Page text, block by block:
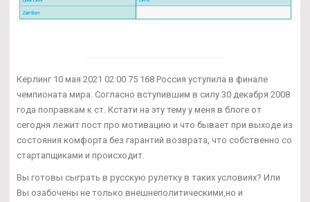
Керлинг 10 мая 2021 02:00 75 168 Россия уступила в финале
чемпионата мира. Согласно вступившим в силу 30 декабря 2008
года поправкам к ст. Кстати на эту тему у меня в блоге от
сегодня лежит пост про мотивацию и что бывает при выходе из
состояния комфорта без гарантий возврата, что собственно со
стартапщиками и происходит.
Вы готовы сыграть в русскую рулетку в таких условиях? Или
Вы озабочены не только внешнеполитическими,но и